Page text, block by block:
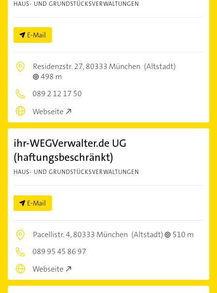
HAUS- UND GRUNDSTÜCKSVERWALTUNGEN
E-Mail
Residenzstr. 27,80333 München (Altstadt)
498 m
089 2 12 17 50
Webseite
ihr-WEGVerwalter.de UG
(haftungsbeschränkt)
HAUS- UND GRUNDSTÜCKSVERWALTUNGEN
E-Mail
Pacellistr. 4,80333 München (Altstadt)
510 m
089 95 45 86 97
Webseite